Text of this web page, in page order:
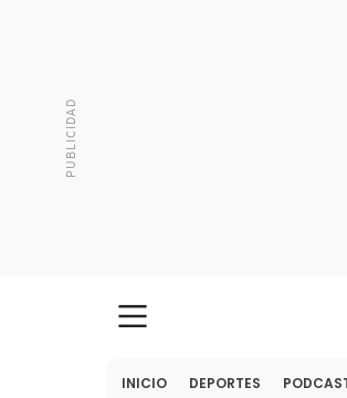
INICIO DEPORTES